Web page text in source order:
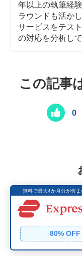
年以上の執筆経
ラウンドも活か
サービスをテス
の対応を分析して
この記事
0
無料で最大4か月分が含ま
80% OFF